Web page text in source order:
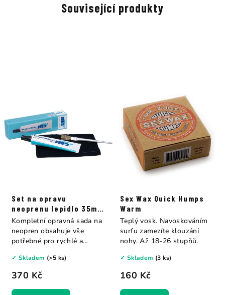
Související produkty
Set na opravu
neoprenu lepidlo 35ml
M2
370 Kč
✓ Skladem (>5 ks)
Kompletní opravná sada na
neopren obsahuje vše
potřebné pro rychlé a
Sex Wax Quick Humps
Warm
160 Kč
✓ Skladem (3 ks)
Teplý vosk. Navoskováním
surfu zamezíte klouzání
nohy. Až 18-26 stupňů.